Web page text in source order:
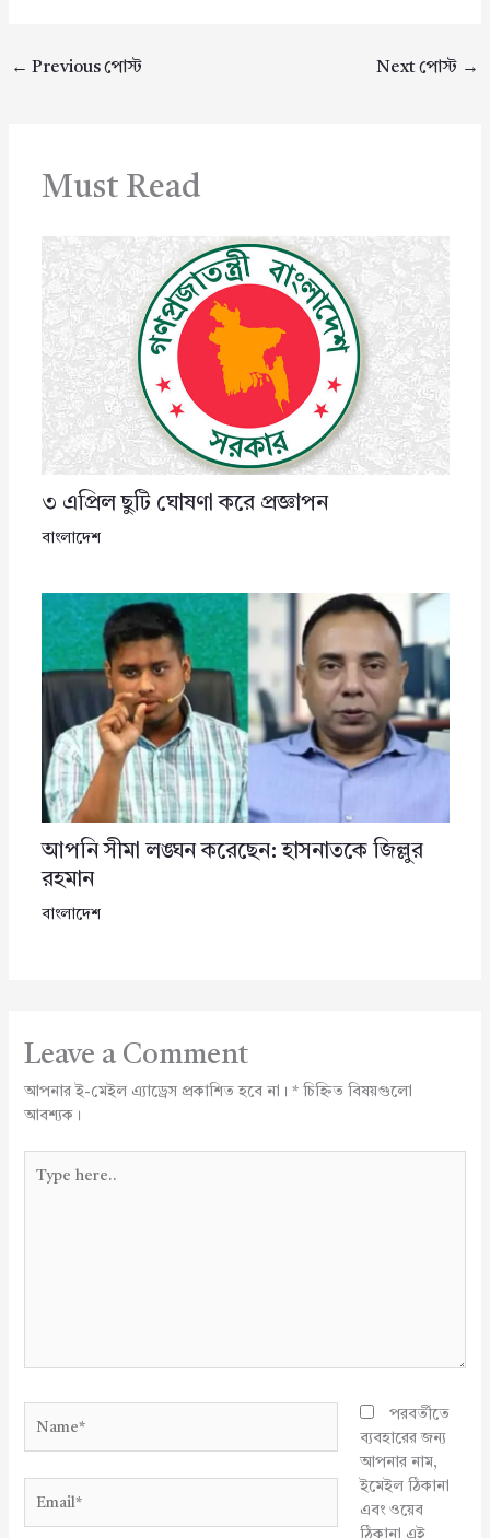
← Previous পোস্ট Next পোস্ট →
Must Read
৩ এপ্রিল ছুটি ঘোষণা করে প্রজ্ঞাপন
বাংলাদেশ
আপনি সীমা লঙ্ঘন করেছেন: হাসনাতকে জিল্লুর
রহমান
বাংলাদেশ
Leave a Comment
আপনার ই-মেইল এ্যাড্রেস প্রকাশিত হবে না। *চিহ্নিত বিষয়গুলো
আবশ্যক।
here..
পরবর্তীতে
ব্যবহারের জন্য
আপনার নাম,
ইমেইল ঠিকানা
এবং ওয়েব
ঠিকানা এই